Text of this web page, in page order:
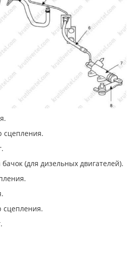
сцепления.
(для дизельных двигателей).
сцепления.